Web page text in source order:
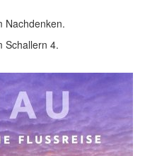
Nachdenken.
Schallern 4.